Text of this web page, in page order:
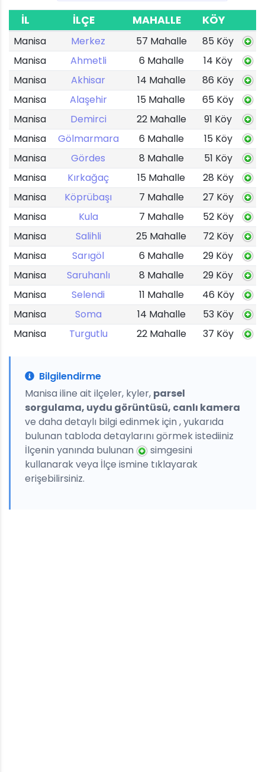
İL İLÇE MAHALLE KÖY
Manisa Merkez 57 Mahalle
85 Köy
Manisa
Ahmetli 6 Mahalle
14 Köy
Manisa
Akhisar 14 Mahalle
86 Köy
Manisa
Alaşehir 15 Mahalle
65 Köy
Manisa
Demirci 22 Mahalle
91 Köy
Manisa
Gölmarmara 6 Mahalle
15 Köy
Manisa
Gördes 8 Mahalle
51 Köy
Manisa
Kırkağaç 15 Mahalle
28 Köy
Manisa
Köprübaşı 7 Mahalle
27 Köy
Manisa
Kula 7 Mahalle
52 Köy
Manisa
Salihli 25 Mahalle
72 Köy
Manisa
Sarıgöl 6 Mahalle
29 Köy
Manisa
Saruhanlı 8 Mahalle
29 Köy
Manisa
Selendi 11 Mahalle
46 Köy
Manisa
Soma 14 Mahalle
53 Köy
Manisa
Turgutlu 22 Mahalle 37 Köy
Bilgilendirme
Manisa iline ait ilçeler, kyler, parsel
sorgulama, uydu görüntüsü, canlı kamera
ve daha detaylı bilgi edinmek için , yukarıda
bulunan tabloda detaylarını görmek istediiniz
İlçenin yanında bulunan
simgesini
kullanarak veya İlçe ismine tıklayarak
erişebilirsiniz.